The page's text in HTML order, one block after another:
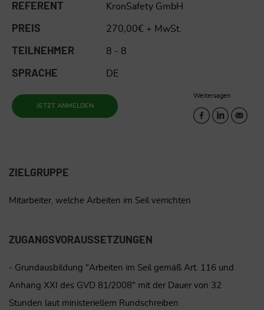
REFERENT KronSafety GmbH
PREIS 270,00€ + MwSt.
TEILNEHMER 8 - 8
SPRACHE DE
JETZT ANMELDEN
Weitersagen
ZIELGRUPPE
Mitarbeiter, welche Arbeiten im Seil verrichten
ZUGANGSVORAUSSETZUNGEN
- Grundausbildung "Arbeiten im Seil gemäß Art. 116 und
Anhang XXI des GVD 81/2008" mit der Dauer von 32
Stunden laut ministeriellem Rundschreiben